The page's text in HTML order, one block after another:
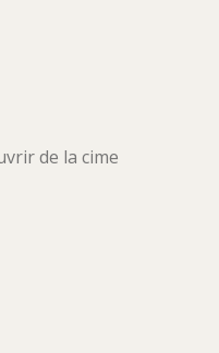
de la cime